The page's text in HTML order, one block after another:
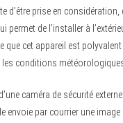
d’être prise en
permet de l’installer à
que cet appareil est
conditions
caméra de sécurité
envoie par courrier une image